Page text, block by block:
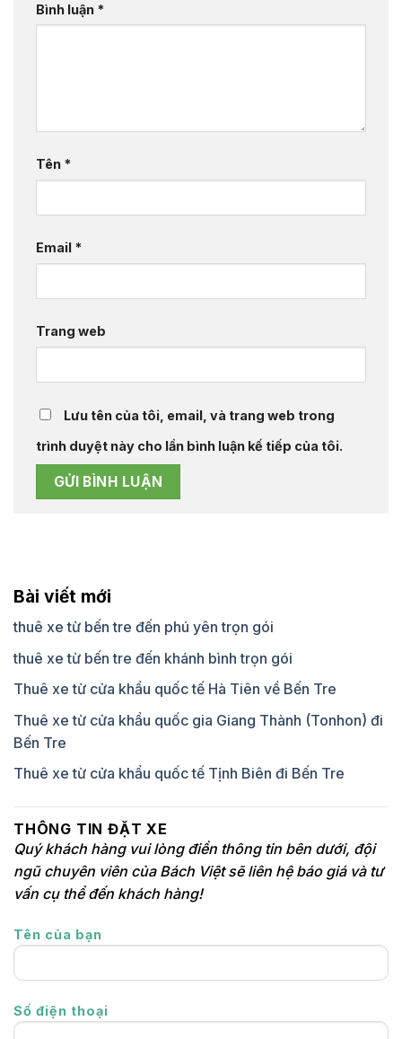
Bình luận *
Tên *
Email *
Trang web
Lưu tên của tôi, email, và trang web trong
trình duyệt này cho lần bình luận kế tiếp của tôi.
Bài viết mới
thuê xe từ bến tre đến phú yên trọn gói
thuê xe từ bến tre đến khánh bình trọn gói
Thuê xe từ cửa khẩu quốc tế Hà Tiên về Bến Tre
Thuê xe từ cửa khẩu quốc gia Giang Thành (Tonhon) đi
Bến Tre
Thuê xe từ cửa khẩu quốc tế Tịnh Biên đi Bến Tre
THÔNG TIN ĐẶT XE
Quý khách hàng vui lòng điền thông tin bên dưới, đội
ngũ chuyên viên của Bách Việt sẽ liên hệ báo giá và tư
vấn cụ thể đến khách hàng!
Tên của bạn
Số điện thoại